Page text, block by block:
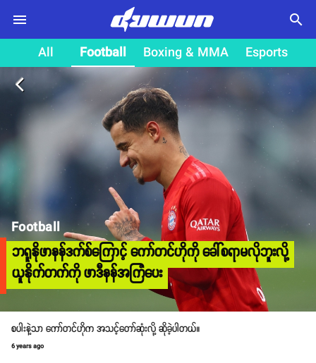
search
All Football Boxing & MMA Esports
arrow_back_ios
Football
ဘရူနိုဖာနန်ဒက်စ်ကြောင့် ကော်တင်ဟိုကို ခေါ်စရာမလိုဘူးလို့
ယူနိုက်တက်ကို ဖာဒီနန်အကြံပေး
စပါးနဲ့သာ ကော်တင်ဟိုက အသင့်တော်ဆုံးလို့ ဆိုခဲ့ပါတယ်။
6 years ago